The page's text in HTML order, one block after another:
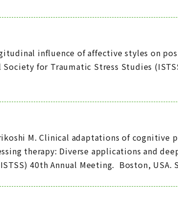
influence of affective styles on
for Traumatic Stress Studies
M. Clinical adaptations of cognitive
therapy: Diverse applications and
40th Annual Meeting. Boston, USA.